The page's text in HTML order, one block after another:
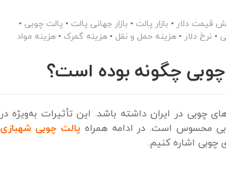
قیمت دلار • بازار پالت • بازار جهانی پالت • پالت چوبی •
• نرخ دلار • هزینه حمل و نقل • هزینه گمرک • هزینه مواد
چوبی چگونه بوده است؟
چوبی در ایران داشته باشد. این تأثیرات به‌ویژه در
محسوس است. در ادامه همراه پالت چوبی شهبازی
چوبی اشاره کنیم.